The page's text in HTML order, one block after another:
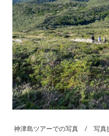
神津島ツアーでの写真 / 写真